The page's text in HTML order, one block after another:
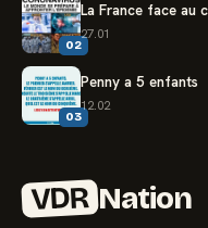
02
La France face au
27.01
03
Penny a 5 enfants
12.02
VDR Nation